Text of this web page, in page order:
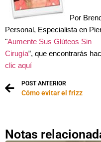
Por
Personal, Especialista en
"Aumente Sus Glúteos Sin
Cirugía”, que encontrarás
clic aquí
POST ANTERIOR
Cómo evitar el frizz
Notas